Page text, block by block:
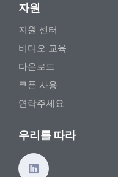
자원
지원 센터
비디오 교육
다운로드
쿠폰 사용
연락주세요
우리를 따라